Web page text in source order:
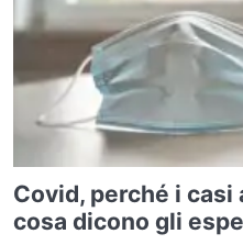
Covid, perché i casi
cosa dicono gli